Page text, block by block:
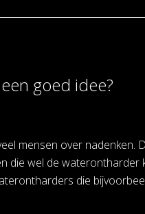
goed idee?
mensen over nadenken.
wel de waterontharder
die